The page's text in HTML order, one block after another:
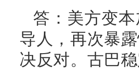
答：美方变
导人，再次暴
决反对。古巴